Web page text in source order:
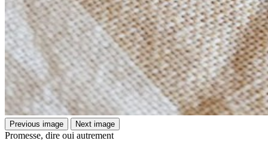
Previous image Next image
Promesse, dire oui autrement